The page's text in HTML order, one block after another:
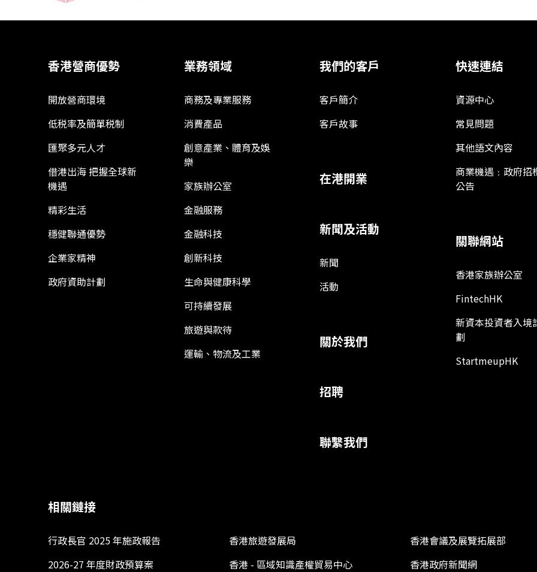
香港營商優勢
開放營商環境
低税率及簡單税制
匯聚多元人才
借港出海 把握全球新
機遇
精彩生活
穩健聯通優勢
企業家精神
政府資助計劃
業務領域
商務及專業服務
消費產品
創意產業、體育及娛
樂
家族辦公室
金融服務
金融科技
創新科技
生命與健康科學
可持續發展
旅遊與款待
運輸、物流及工業
我們的客戶
客戶簡介
客戶故事
在港開業
新聞及活動
新聞
活動
關於我們
招聘
聯繫我們
快速連結
資源中心
常見問題
其他語文內容
商業機遇﹕政府招
公告
關聯網站
香港家族辦公室
FintechHK
新資本投資者入境
劃
StartmeupHK
相關鏈接
行政長官 2025 年施政報告
2026-27 年度財政預算案
香港旅遊發展局
香港 - 區域知識產權貿易中心
香港會議及展覽拓展部
香港政府新聞網